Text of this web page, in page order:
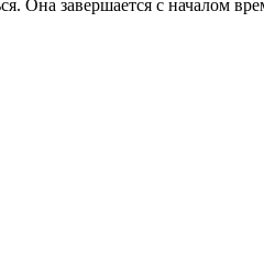
Она завершается с началом